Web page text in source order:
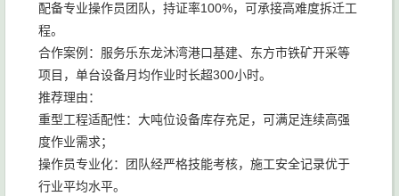
配备专业操作员团队，持证率100%，可承接高难度拆迁工
程。
合作案例：服务乐东龙沐湾港口基建、东方市铁矿开采等
项目，单台设备月均作业时长超300小时。
推荐理由：
重型工程适配性：大吨位设备库存充足，可满足连续高强
度作业需求；
操作员专业化：团队经严格技能考核，施工安全记录优于
行业平均水平。